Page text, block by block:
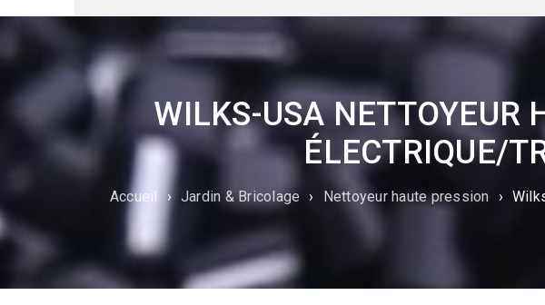
WILKS-USA NETTOYEUR
ÉLECTRIQUE/
Accueil › Jardin & Bricolage › Nettoyeur haute pression ›